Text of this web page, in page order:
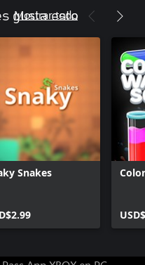
gusta esto
Mostrar todo
Snakes